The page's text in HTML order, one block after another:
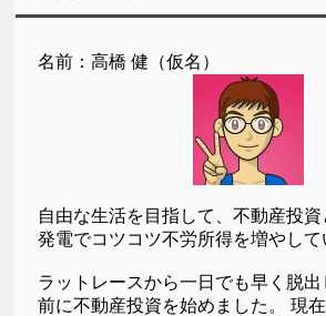
名前：高橋 健（仮名）
自由な生活を目指して、不動産投
発電でコツコツ不労所得を増やして
ラットレースから一日でも早く脱
前に不動産投資を始めました。 現